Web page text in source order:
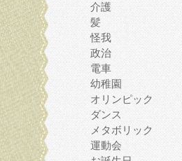
介護
髪
怪我
政治
電車
幼稚園
オリンピック
ダンス
メタボリック
運動会